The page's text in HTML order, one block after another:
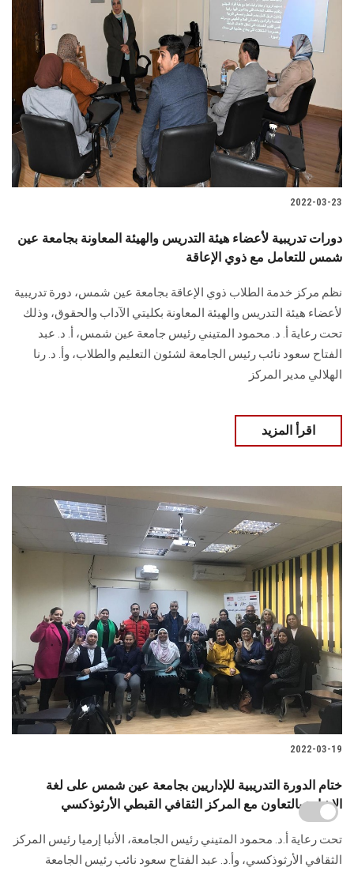
2022-03-23
دورات تدريبية لأعضاء هيئة التدريس والهيئة المعاونة بجامعة عين
شمس للتعامل مع ذوي الإعاقة
نظم مركز خدمة الطلاب ذوي الإعاقة بجامعة عين شمس، دورة تدريبية
لأعضاء هيئة التدريس والهيئة المعاونة بكليتي الآداب والحقوق، وذلك
تحت رعاية أ. د. محمود المتيني رئيس جامعة عين شمس، أ. د. عبد
الفتاح سعود نائب رئيس الجامعة لشئون التعليم والطلاب، وأ. د. رنا
الهلالي مدير المركز
اقرأ المزيد
2022-03-19
ختام الدورة التدريبية للإداريين بجامعة عين شمس على لغة
الإشارة بالتعاون مع المركز الثقافي القبطي الأرثوذكسي
تحت رعاية أ.د. محمود المتيني رئيس الجامعة، الأنبا إرميا رئيس المركز
الثقافي الأرثوذكسي، وأ.د. عبد الفتاح سعود نائب رئيس الجامعة